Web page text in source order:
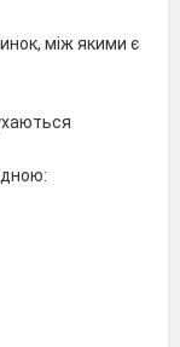
між якими є